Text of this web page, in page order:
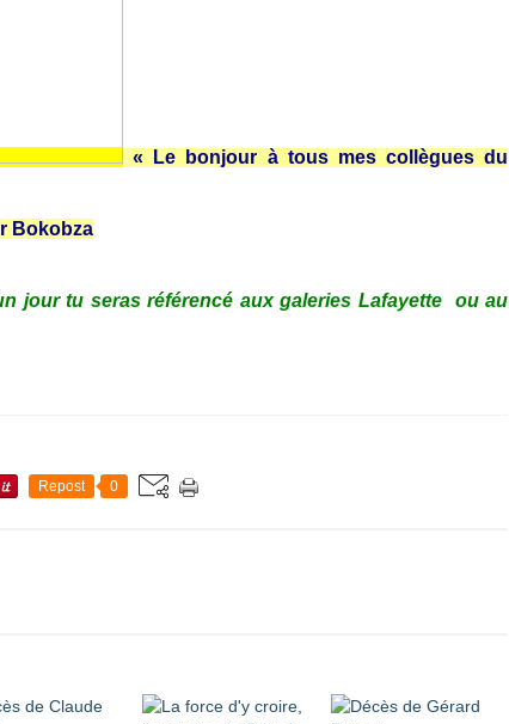
« Le bonjour à tous mes collègues du
Bokobza
jour tu seras référencé aux galeries Lafayette ou au
Repost 0